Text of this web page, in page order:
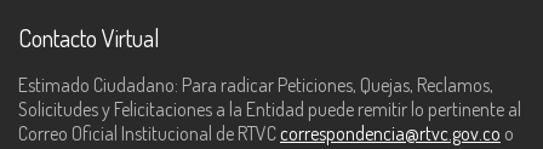
Contacto Virtual
Estimado Ciudadano: Para radicar Peticiones, Quejas, Reclamos,
Solicitudes y Felicitaciones a la Entidad puede remitir lo pertinente al
Correo Oficial Institucional de RTVC correspondencia@rtvc.gov.co o